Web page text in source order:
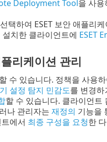
Deployment Tool을 사
택하여 ESET 보안 애플리
치한 클라이언트에 ESET
리케이션 관리
수 있습니다. 정책을 사용
설정 탐지 민감도를 변경하
할 수 있습니다. 클라이언트
나 관리자는 재정의 기능을
에서 최종 구성을 요청한